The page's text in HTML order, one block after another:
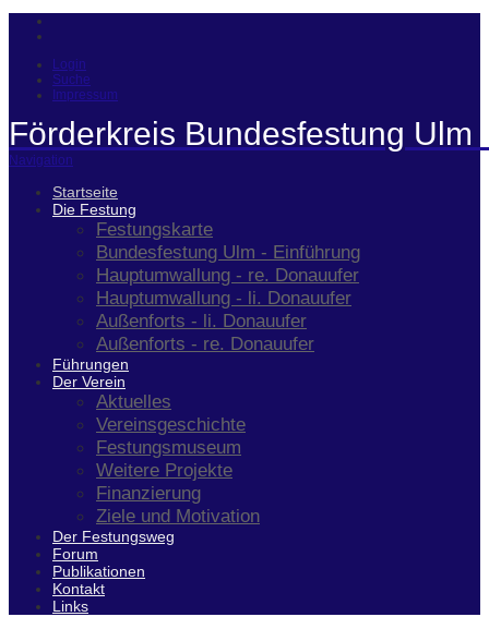
Login
Suche
Impressum
Förderkreis Bundesfestung Ulm
Navigation
Startseite
Die Festung
Festungskarte
Bundesfestung Ulm - Einführung
Hauptumwallung - re. Donauufer
Hauptumwallung - li. Donauufer
Außenforts - li. Donauufer
Außenforts - re. Donauufer
Führungen
Der Verein
Aktuelles
Vereinsgeschichte
Festungsmuseum
Weitere Projekte
Finanzierung
Ziele und Motivation
Der Festungsweg
Forum
Publikationen
Kontakt
Links